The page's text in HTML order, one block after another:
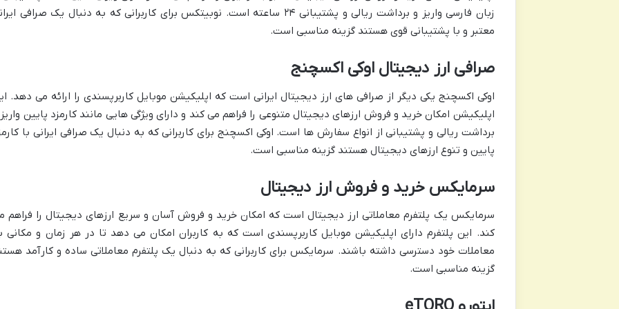
زبان فارسی واریز و برداشت ریالی و پشتیبانی ۲۴ ساعته است. نوبیتکس برای کاربرانی که به دنبال یک صرافی
معتبر و با پشتیبانی قوی هستند گزینه مناسبی است.
صرافی ارز دیجیتال اوکی اکسچنج
اوکی اکسچنج یکی دیگر از صرافی های ارز دیجیتال ایرانی است که اپلیکیشن موبایل کاربرپسندی را ارائه می دهد.
اپلیکیشن امکان خرید و فروش ارزهای دیجیتال متنوعی را فراهم می کند و دارای ویژگی هایی مانند کارمزد پایین
برداشت ریالی و پشتیبانی از انواع سفارش ها است. اوکی اکسچنج برای کاربرانی که به دنبال یک صرافی ایرانی با
پایین و تنوع ارزهای دیجیتال هستند گزینه مناسبی است.
سرمایکس خرید و فروش ارز دیجیتال
سرمایکس یک پلتفرم معاملاتی ارز دیجیتال است که امکان خرید و فروش آسان و سریع ارزهای دیجیتال را فراهم
کند. این پلتفرم دارای اپلیکیشن موبایل کاربرپسندی است که به کاربران امکان می دهد تا در هر زمان و مکانی
معاملات خود دسترسی داشته باشند. سرمایکس برای کاربرانی که به دنبال یک پلتفرم معاملاتی ساده و کارآمد
گزینه مناسبی است.